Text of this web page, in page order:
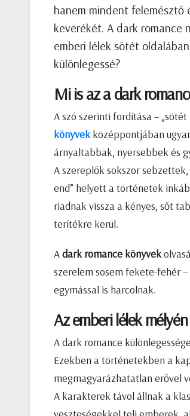
hanem mindent
keverékét. A dark romance
emberi lélek sötét
különlegessé?
Mi is az a dark
A szó szerinti fordítása –
könyvek középpontjában
árnyaltabbak, nyersebbek és
A szereplők sokszor
end” helyett a történetek
riadnak vissza a kényes, sőt
terítékre kerül.
Adark romance könyvek
szerelem sosem fekete-fehér
egymással is harcolnak.
Az emberi lélek mélyén
A dark romance
Ezekben a történetekben a
megmagyarázhatatlan erővel
A karakterek távol állnak a